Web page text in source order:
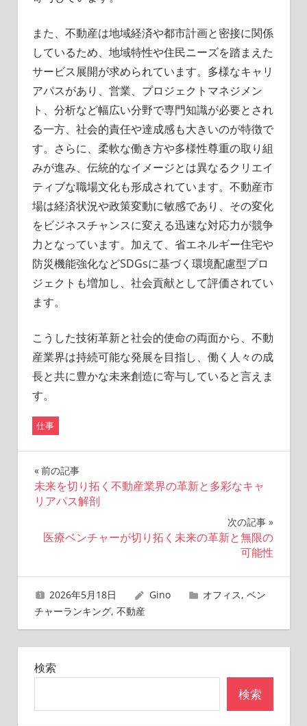
また、不動産は地域経済や都市計画と密接に関係
しているため、地域特性や住民ニーズを踏まえた
サービス展開が求められています。多様なキャリ
アパスがあり、営業、プロジェクトマネジメン
ト、分析など幅広い分野で専門知識が必要とされ
る一方、社会的責任や達成感も大きいのが特徴で
す。さらに、柔軟な働き方や多様性尊重の取り組
みが進み、伝統的なイメージとは異なるクリエイ
ティブな職場文化も形成されています。不動産市
場は経済状況や政策変動に敏感であり、その変化
をビジネスチャンスに変える迅速な対応力が競争
力となっています。加えて、省エネルギー住宅や
防災機能強化などSDGsに基づく環境配慮型プロ
ジェクトも増加し、社会貢献として評価されてい
ます。
こうした技術革新と社会的使命の両面から、不動
産業界は持続可能な発展を目指し、働く人々の成
長と共に豊かな未来創造に寄与していると言えま
す。
仕事
投
稿
ナ
ゲ
ー
シ
ョ
前の記事
未来を切り拓く不動産業界の革新と多彩なキャ
リアパス解剖
次の記事
医療ベンチャーが切り拓く未来の革新と無限の
可能性
2026年5月18日 Gino オフィス,ベン
チャーランキング, 不動産
検索
検索